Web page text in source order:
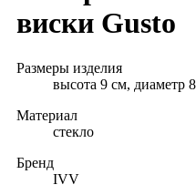
виски Gusto
Размеры изделия
высота 9 см, диаметр
Материал
стекло
Бренд
IVV